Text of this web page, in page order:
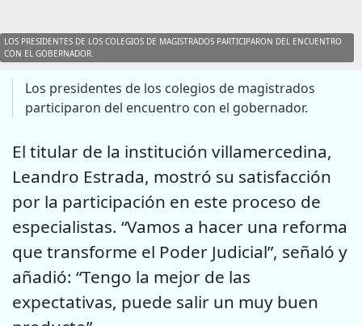
LOS PRESIDENTES DE LOS COLEGIOS DE MAGISTRADOS PARTICIPARON DEL ENCUENTRO
CON EL GOBERNADOR.
Los presidentes de los colegios de magistrados
participaron del encuentro con el gobernador.
El titular de la institución villamercedina,
Leandro Estrada, mostró su satisfacción
por la participación en este proceso de
especialistas. “Vamos a hacer una reforma
que transforme el Poder Judicial”, señaló y
añadió: “Tengo la mejor de las
expectativas, puede salir un muy buen